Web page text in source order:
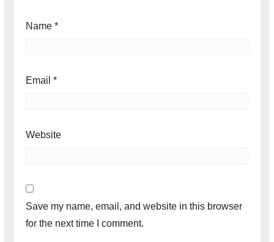
Name *
Email *
Website
Save my name, email, and website in this browser
for the next time I comment.